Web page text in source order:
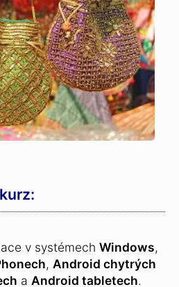
v systémech Windows,
, Android chytrých
a Android tabletech.